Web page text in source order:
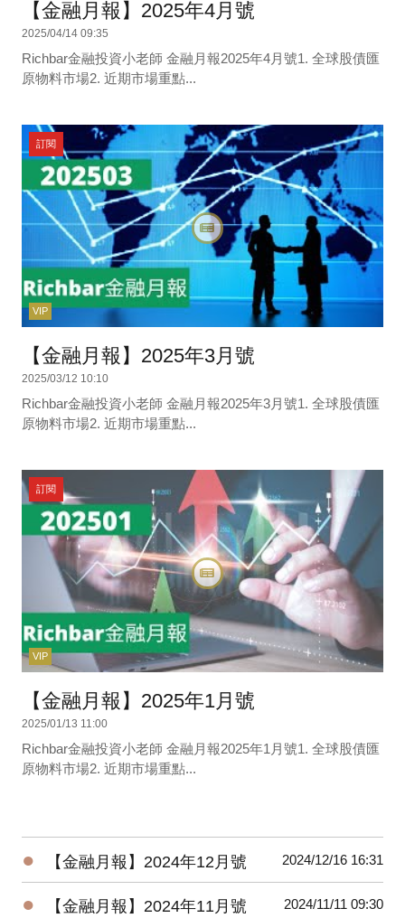
【金融月報】2025年4月號
2025/04/14 09:35
Richbar金融投資小老師 金融月報2025年4月號1. 全球股債匯
原物料市場2. 近期市場重點...
VIP
訂閱
【金融月報】2025年3月號
2025/03/12 10:10
Richbar金融投資小老師 金融月報2025年3月號1. 全球股債匯
原物料市場2. 近期市場重點...
VIP
訂閱
【金融月報】2025年1月號
2025/01/13 11:00
Richbar金融投資小老師 金融月報2025年1月號1. 全球股債匯
原物料市場2. 近期市場重點...
● 【金融月報】2024年12月號 2024/12/16 16:31
● 【金融月報】2024年11月號 2024/11/11 09:30